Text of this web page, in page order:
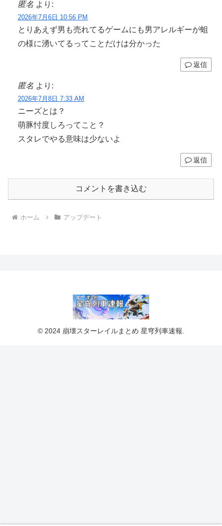
匿名 より:
2026年7月6日 10:56 PM
とりあえず男も売れてるゲームにも男アレルギーが蛆
の様に湧いてるってことだけは分かった
返信
匿名 より:
2026年7月8日 7:33 AM
ニーズとは？
萌豚忖度しろってこと？
スタレでやる意味は少ないよ
返信
コメントを書き込む
ホーム アップデート
© 2024 崩壊スターレイルまとめ 星穹列車速報.